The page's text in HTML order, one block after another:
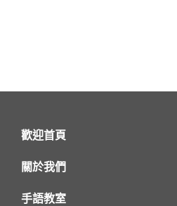
歡迎首頁
關於我們
手語教室